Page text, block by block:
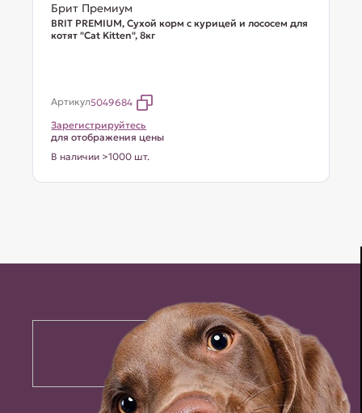
Брит Премиум
BRIT PREMIUM, Сухой корм с курицей и лососем для
котят "Cat Kitten", 8кг
Артикул5049684
Зарегистрируйтесь
для отображения цены
В наличии >1000 шт.